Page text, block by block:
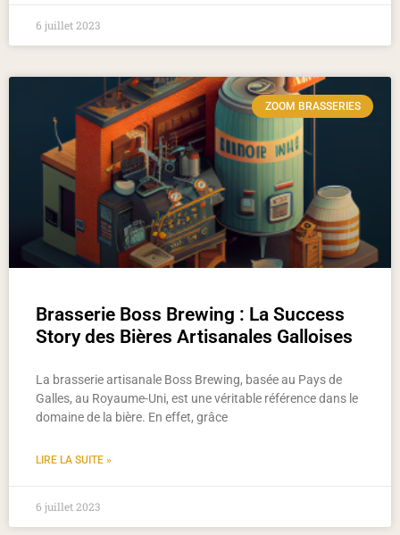
6 juillet 2023
ZOOM BRASSERIES
Brasserie Boss Brewing : La Success
Story des Bières Artisanales Galloises
La brasserie artisanale Boss Brewing, basée au Pays de
Galles, au Royaume-Uni, est une véritable référence dans le
domaine de la bière. En effet, grâce
LIRE LA SUITE »
6 juillet 2023